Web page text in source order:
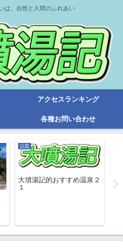
は、自然と人間のふれあい
アクセスランキング
各種お問い合わせ
話題
大墳湯記的おすすめ温泉２
１